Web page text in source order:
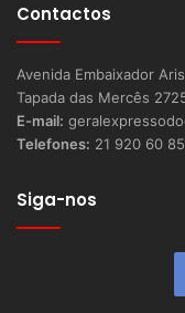
Contactos
Avenida Embaixador
Tapada das Mercês
E-mail:
Telefones: 21 920 60
Siga-nos